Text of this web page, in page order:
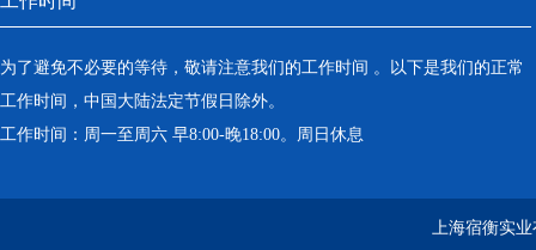
为了避免不必要的等待，敬请注意我们的工作时间 。以下是我们的正常
工作时间，中国大陆法定节假日除外。
工作时间：周一至周六 早8:00-晚18:00。周日休息
上海宿衡实